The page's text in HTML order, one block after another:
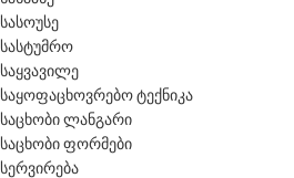
სასოუსე
სასტუმრო
საყვავილე
საყოფაცხოვრებო ტექნიკა
საცხობი ლანგარი
საცხობი ფორმები
სერვირება